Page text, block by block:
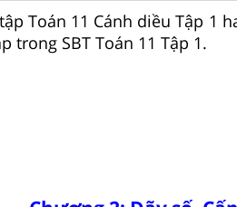
Toán 11 Cánh diều Tập 1
trong SBT Toán 11 Tập 1.